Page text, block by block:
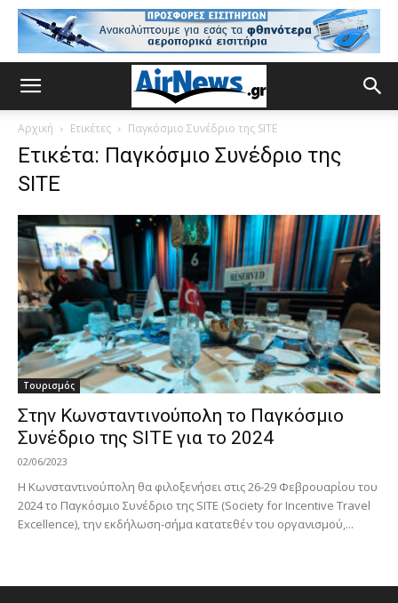
Αρχική Ετικέτες Παγκόσμιο Συνέδριο της SITE
Ετικέτα: Παγκόσμιο Συνέδριο της
SITE
Τουρισμός
Στην Κωνσταντινούπολη το Παγκόσμιο
Συνέδριο της SITE για το 2024
02/06/2023
H Κωνσταντινούπολη θα φιλοξενήσει στις 26-29 Φεβρουαρίου του
2024 το Παγκόσμιο Συνέδριο της SITE (Society for Incentive Travel
Excellence), την εκδήλωση-σήμα κατατεθέν του οργανισμού,...